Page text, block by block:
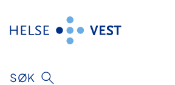
innhald
SØK